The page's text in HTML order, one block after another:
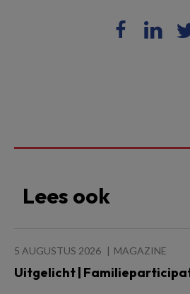
Lees ook
5 AUGUSTUS 2026 MAGAZINE
Uitgelicht |